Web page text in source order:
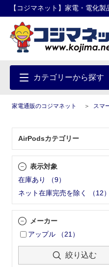
【コジマネット】家電・電化
カテゴリーから探す
家電通販のコジマネット スマ
AirPodsカテゴリー
表示対象
在庫あり
（9）
ネット在庫完売を除く
（12）
メーカー
アップル
（21 ）
絞り込む